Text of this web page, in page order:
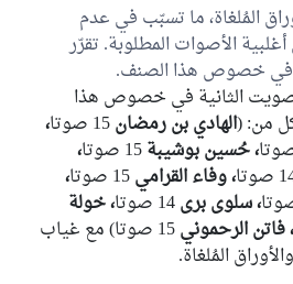
المُلغاة، ما تسبّب في عدم
الأصوات المطلوبة. تقرّر
في خصوص هذا الصنف.
الثانية في خصوص هذا
من: (الهادي بن رمضان15 صوتا
،
، حُسين بوشيبة15 صوتا
،
، وفاء القرامي15 صوتا
،
، سلوى برى14 صوتا
، خولة
، فاتن الرحموني
15 صوتا) مع غياب
المُلغاة.